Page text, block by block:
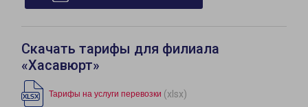
Скачать тарифы для филиала
«Хасавюрт»
Тарифы на услуги перевозки (xlsx)